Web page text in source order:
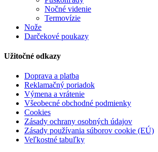
Nočné videnie
Termovízie
Nože
Darčekové poukazy
Užitočné odkazy
Doprava a platba
Reklamačný poriadok
Výmena a vrátenie
Všeobecné obchodné podmienky
Cookies
Zásady ochrany osobných údajov
Zásady používania súborov cookie (EÚ)
Veľkostné tabuľky